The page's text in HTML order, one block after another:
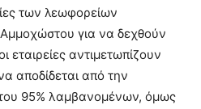
των λεωφορείων
για να δεχθούν
εταιρείες αντιμετωπίζουν
αποδίδεται από την
95% λαμβανομένων, όμως